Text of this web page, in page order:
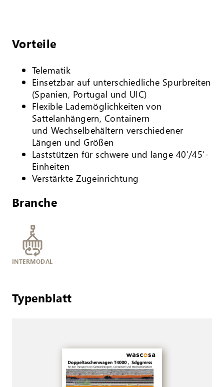
Vorteile
Telematik
Einsetzbar auf unterschiedliche Spurbreiten
(Spanien, Portugal und UIC)
Flexible Lademöglichkeiten von
Sattelanhängern, Containern
und Wechselbehältern verschiedener
Längen und Größen
Laststützen für schwere und lange 40’/45‘-
Einheiten
Verstärkte Zugeinrichtung
Branche
INTERMODAL
Typenblatt